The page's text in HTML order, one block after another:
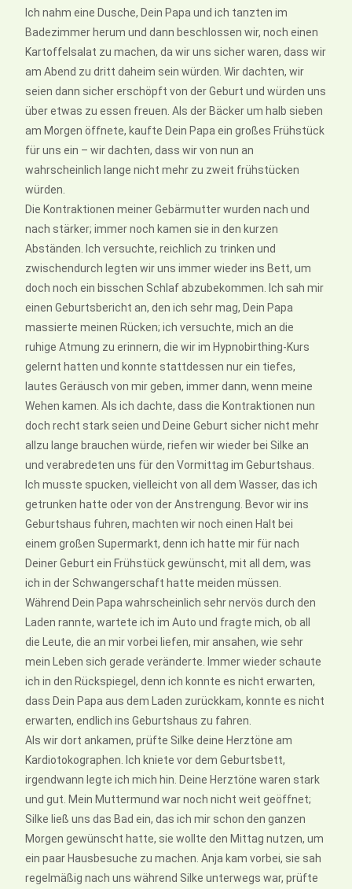
Ich nahm eine Dusche, Dein Papa und ich tanzten im
Badezimmer herum und dann beschlossen wir, noch einen
Kartoffelsalat zu machen, da wir uns sicher waren, dass wir
am Abend zu dritt daheim sein würden. Wir dachten, wir
seien dann sicher erschöpft von der Geburt und würden uns
über etwas zu essen freuen. Als der Bäcker um halb sieben
am Morgen öffnete, kaufte Dein Papa ein großes Frühstück
für uns ein – wir dachten, dass wir von nun an
wahrscheinlich lange nicht mehr zu zweit frühstücken
würden.
Die Kontraktionen meiner Gebärmutter wurden nach und
nach stärker; immer noch kamen sie in den kurzen
Abständen. Ich versuchte, reichlich zu trinken und
zwischendurch legten wir uns immer wieder ins Bett, um
doch noch ein bisschen Schlaf abzubekommen. Ich sah mir
einen Geburtsbericht an, den ich sehr mag, Dein Papa
massierte meinen Rücken; ich versuchte, mich an die
ruhige Atmung zu erinnern, die wir im Hypnobirthing-Kurs
gelernt hatten und konnte stattdessen nur ein tiefes,
lautes Geräusch von mir geben, immer dann, wenn meine
Wehen kamen. Als ich dachte, dass die Kontraktionen nun
doch recht stark seien und Deine Geburt sicher nicht mehr
allzu lange brauchen würde, riefen wir wieder bei Silke an
und verabredeten uns für den Vormittag im Geburtshaus.
Ich musste spucken, vielleicht von all dem Wasser, das ich
getrunken hatte oder von der Anstrengung. Bevor wir ins
Geburtshaus fuhren, machten wir noch einen Halt bei
einem großen Supermarkt, denn ich hatte mir für nach
Deiner Geburt ein Frühstück gewünscht, mit all dem, was
ich in der Schwangerschaft hatte meiden müssen.
Während Dein Papa wahrscheinlich sehr nervös durch den
Laden rannte, wartete ich im Auto und fragte mich, ob all
die Leute, die an mir vorbei liefen, mir ansahen, wie sehr
mein Leben sich gerade veränderte. Immer wieder schaute
ich in den Rückspiegel, denn ich konnte es nicht erwarten,
dass Dein Papa aus dem Laden zurückkam, konnte es nicht
erwarten, endlich ins Geburtshaus zu fahren.
Als wir dort ankamen, prüfte Silke deine Herztöne am
Kardiotokographen. Ich kniete vor dem Geburtsbett,
irgendwann legte ich mich hin. Deine Herztöne waren stark
und gut. Mein Muttermund war noch nicht weit geöffnet;
Silke ließ uns das Bad ein, das ich mir schon den ganzen
Morgen gewünscht hatte, sie wollte den Mittag nutzen, um
ein paar Hausbesuche zu machen. Anja kam vorbei, sie sah
regelmäßig nach uns während Silke unterwegs war, prüfte